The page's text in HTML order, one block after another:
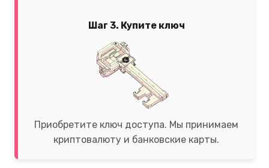
Шаг 3. Купите ключ
Приобретите ключ доступа. Мы принимаем
криптовалюту и банковские карты.